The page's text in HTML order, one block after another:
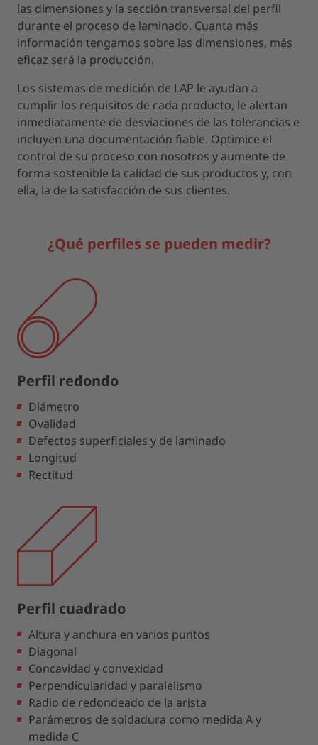
las dimensiones y la sección transversal del perfil
durante el proceso de laminado. Cuanta más
información tengamos sobre las dimensiones, más
eficaz será la producción.
Los sistemas de medición de LAP le ayudan a
cumplir los requisitos de cada producto, le alertan
inmediatamente de desviaciones de las tolerancias e
incluyen una documentación fiable. Optimice el
control de su proceso con nosotros y aumente de
forma sostenible la calidad de sus productos y, con
ella, la de la satisfacción de sus clientes.
¿Qué perfiles se pueden medir?
Perfil redondo
Diámetro
Ovalidad
Defectos superficiales y de laminado
Longitud
Rectitud
Perfil cuadrado
Altura y anchura en varios puntos
Diagonal
Concavidad y convexidad
Perpendicularidad y paralelismo
Radio de redondeado de la arista
Parámetros de soldadura como medida A y
medida C